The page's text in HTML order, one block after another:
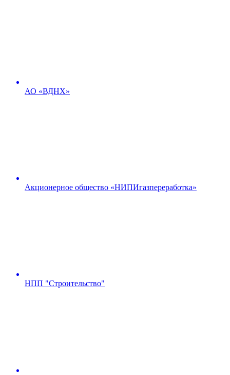
АО «ВДНХ»
Акционерное общество «НИПИгазпереработка»
НПП "Строительство"